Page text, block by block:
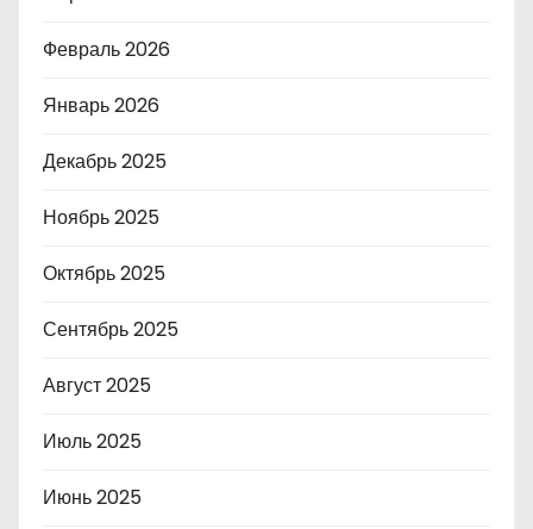
Февраль 2026
Январь 2026
Декабрь 2025
Ноябрь 2025
Октябрь 2025
Сентябрь 2025
Август 2025
Июль 2025
Июнь 2025